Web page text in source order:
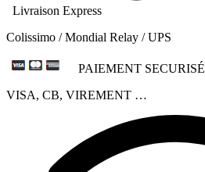
Livraison Express
Colissimo / Mondial Relay / UPS
PAIEMENT SECURISÉ
VISA, CB, VIREMENT …